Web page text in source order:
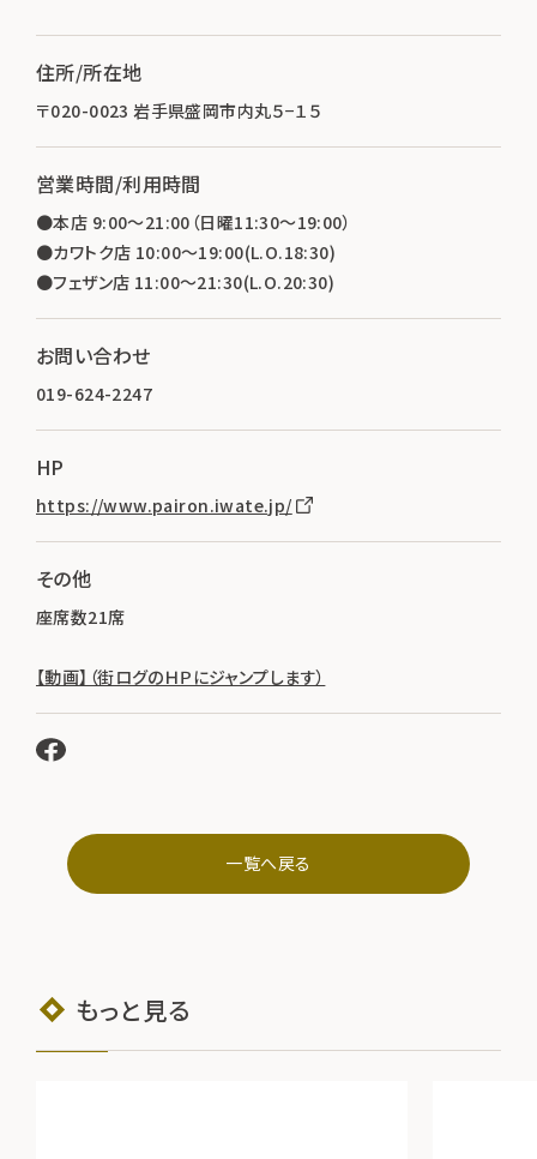
住所/所在地
〒020-0023 岩手県盛岡市内丸５−１５
営業時間/利用時間
●本店 9:00～21:00（日曜11:30～19:00）
●カワトク店 10:00～19:00(L.O.18:30)
●フェザン店 11:00～21:30(L.O.20:30)
お問い合わせ
019-624-2247
HP
https://www.pairon.iwate.jp/
その他
座席数21席
【動画】（街ログのＨＰにジャンプします）
一覧へ戻る
もっと見る